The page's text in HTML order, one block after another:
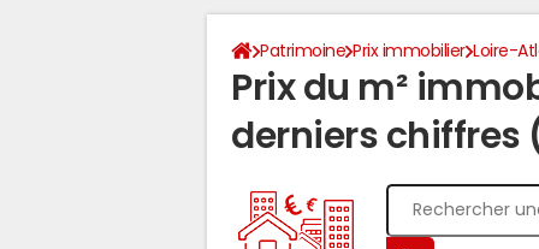
Patrimoine Prix immobilier Loire-
Prix du m²
derniers chiffres